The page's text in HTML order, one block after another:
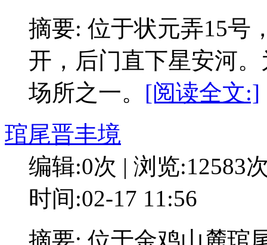
摘要: 位于状元弄15号
开，后门直下星安河
场所之一。 [阅读全文:]
琯尾晋丰境
编辑:0次 | 浏览:12583
时间:02-17 11:56
摘要: 位于金鸡山麓琯